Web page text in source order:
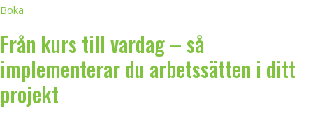
Boka
Från kurs till vardag – så
implementerar du arbetssätten i ditt
projekt